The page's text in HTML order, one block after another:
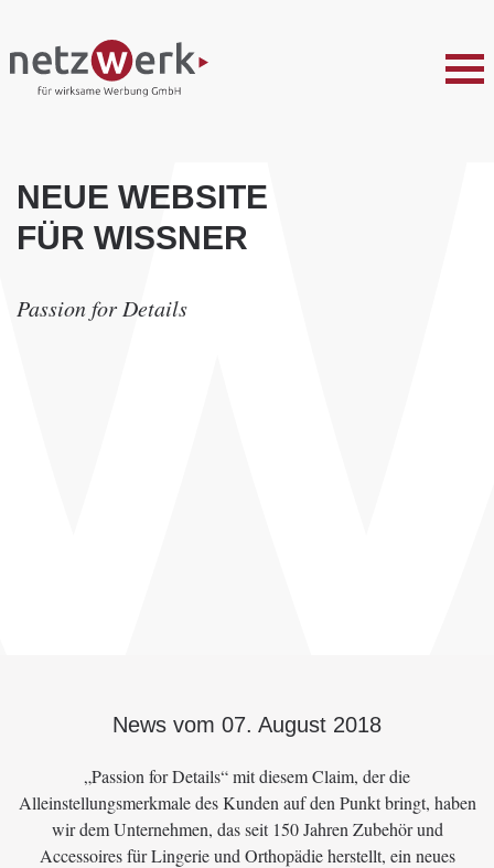
NEUE WEBSITE
FÜR WISSNER
Passion for Details
News vom 07. August 2018
„Passion for Details“ mit diesem Claim, der die
Alleinstellungsmerkmale des Kunden auf den Punkt bringt, haben
wir dem Unternehmen, das seit 150 Jahren Zubehör und
Accessoires für Lingerie und Orthopädie herstellt, ein neues